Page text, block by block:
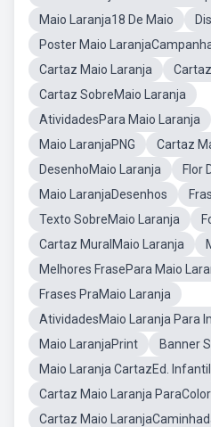
Maio Laranja18 De Maio
Poster Maio
Cartaz Maio Laranja
Cartaz SobreMaio Laranja
AtividadesPara Maio Laranja
Maio LaranjaPNG
Cartaz
DesenhoMaio Laranja
Flor
Maio LaranjaDesenhos
Texto SobreMaio Laranja
Cartaz MuralMaio Laranja
Melhores FrasePara Maio
Frases PraMaio Laranja
AtividadesMaio Laranja Para
Maio LaranjaPrint
Banner
Maio Laranja CartazEd. Infantil
Cartaz Maio Laranja
Cartaz Maio